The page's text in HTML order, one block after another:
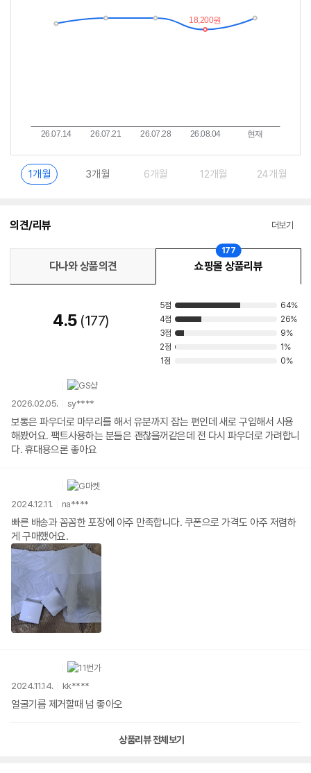
1개월 3개월 6개월 12개월 24개월
의견/리뷰 더보기
다나와 상품의견 쇼핑몰 상품리뷰
177
4.5 177
5점
64%
4점
26%
3점
9%
2점
1%
1점
0%
2026.02.05. sy****
보통은 파우더로 마무리를 해서 유분까지 잡는 편인데 새로 구입해서 사용
해봤어요. 팩트사용하는 분들은 괜찮을꺼같은데 전 다시 파우더로 가려합니
다. 휴대용으론 좋아요
2024.12.11. na****
빠른 배송과 꼼꼼한 포장에 아주 만족합니다. 쿠폰으로 가격도 아주 저렴하
게 구매했어요.
2024.11.14. kk****
얼굴기름 제거할때 넘 좋아오
상품리뷰 전체보기